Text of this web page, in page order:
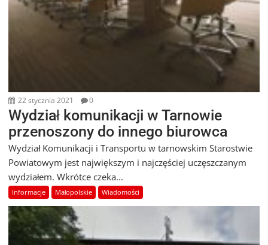
22 stycznia 2021 0
Wydział komunikacji w Tarnowie
przenoszony do innego biurowca
Wydział Komunikacji i Transportu w tarnowskim Starostwie
Powiatowym jest największym i najczęściej uczęszczanym
wydziałem. Wkrótce czeka...
Informacje Małopolskie Wiadomości